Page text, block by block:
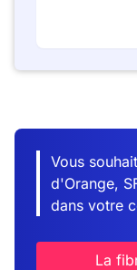
Vous
d'Orange,
dans votre
La